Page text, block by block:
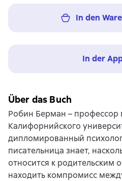
In den
In der
Über das Buch
Робин Берман – профессор
Калифорнийского
дипломированный
писательница знает,
относится к родительским
находить компромисс